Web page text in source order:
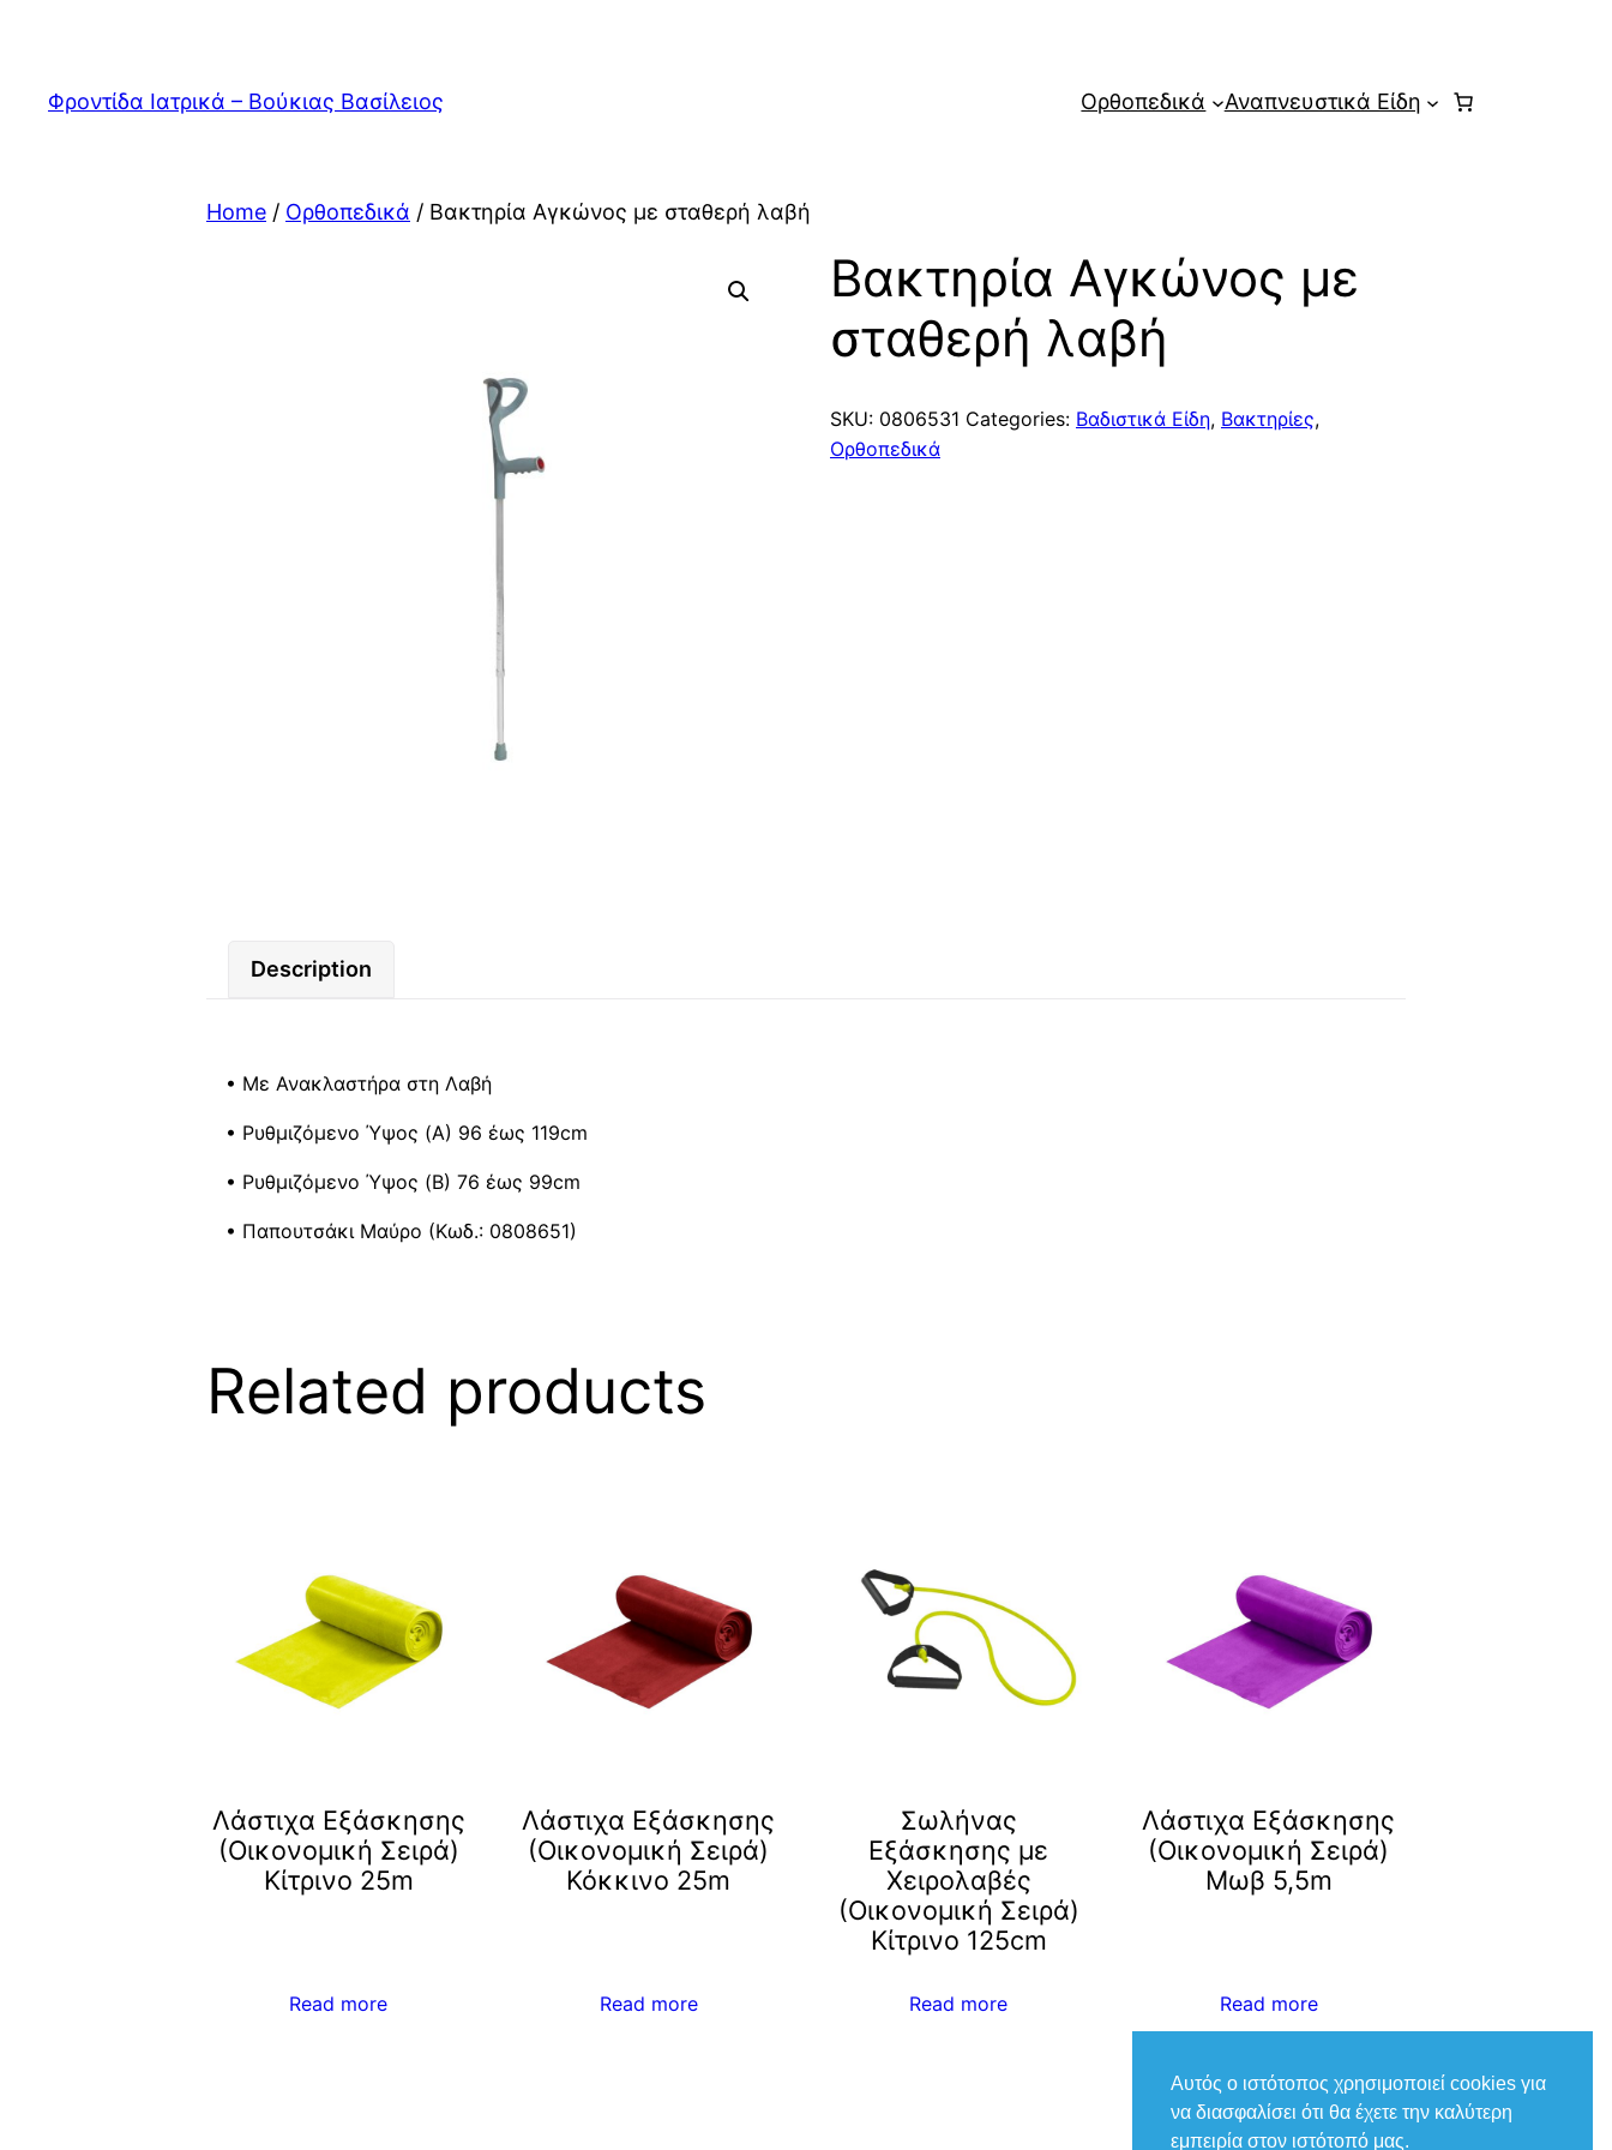
content
Φροντίδα Ιατρικά – Βούκιας Βασίλειος Ορθοπεδικά Αναπνευστικά Είδη
Home / Ορθοπεδικά / Βακτηρία Αγκώνος με σταθερή λαβή
Βακτηρία Αγκώνος με
σταθερή λαβή
SKU: 0806531 Categories: Βαδιστικά Είδη, Βακτηρίες,
Ορθοπεδικά
Description
• Με Ανακλαστήρα στη Λαβή
• Ρυθμιζόμενο Ύψος (A) 96 έως 119cm
• Ρυθμιζόμενο Ύψος (B) 76 έως 99cm
• Παπουτσάκι Μαύρο (Κωδ.: 0808651)
Related products
Λάστιχα Εξάσκησης
(Οικονομική Σειρά)
Κίτρινο 25m
Read more
Λάστιχα Εξάσκησης
(Οικονομική Σειρά)
Κόκκινο 25m
Read more
Σωλήνας
Εξάσκησης με
Χειρολαβές
(Οικονομική Σειρά)
Kίτρινο 125cm
Read more
Λάστιχα Εξάσκησης
(Οικονομική Σειρά)
Μωβ 5,5m
Read more
Αυτός ο ιστότοπος χρησιμοποιεί cookies για
να διασφαλίσει ότι θα έχετε την καλύτερη
εμπειρία στον ιστότοπό μας.